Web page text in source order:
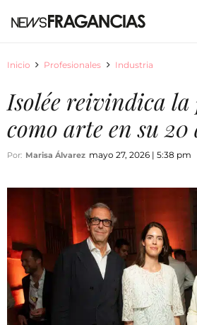
Inicio Profesionales Industria
Isolée reivindica
como arte en su
Por: Marisa Álvarez mayo 27, 2026 | 5:38 pm